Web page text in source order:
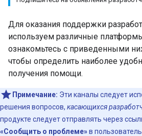
Для оказания поддержки
используем различные
ознакомьтесь с приведенными
чтобы определить наиболее
получения помощи.
Примечание: Эти каналы следует
решения вопросов, касающихся
продукте следует отправлять через
«Сообщить о проблеме»в